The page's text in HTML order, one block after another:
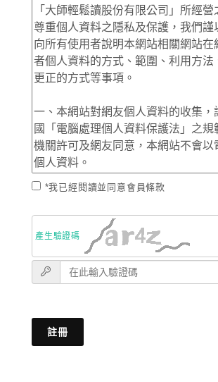
*我已經閱讀並同意會員條款
產生驗證碼
註冊